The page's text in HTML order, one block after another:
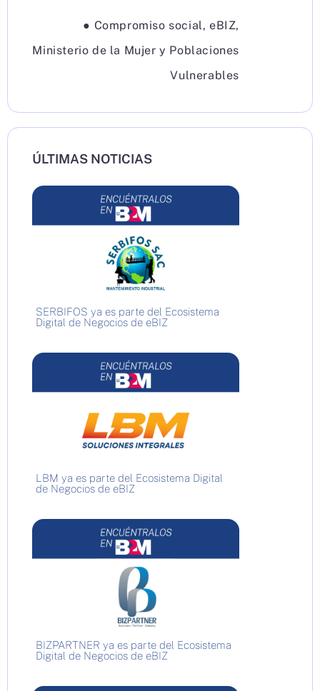
● Compromiso social, eBIZ,
Ministerio de la Mujer y Poblaciones
Vulnerables
ÚLTIMAS NOTICIAS
SERBIFOS ya es parte del Ecosistema
Digital de Negocios de eBIZ
LBM ya es parte del Ecosistema Digital
de Negocios de eBIZ
BIZPARTNER ya es parte del Ecosistema
Digital de Negocios de eBIZ